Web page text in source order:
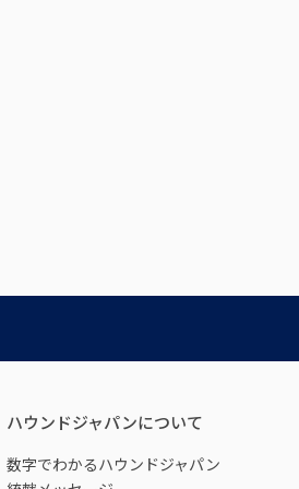
ハウンドジャパンについて
数字でわかるハウンドジャパン